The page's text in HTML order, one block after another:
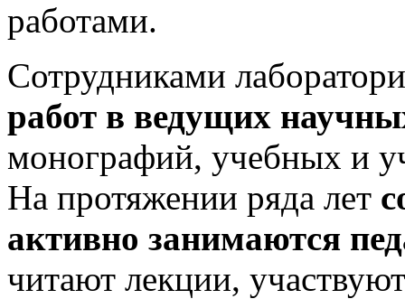
работами.
Сотрудниками
работ в ведущих
монографий, учебных и
На протяжении ряда лет
активно занимаются
читают лекции,